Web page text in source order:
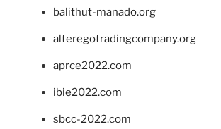
balithut-manado.org
alteregotradingcompany.org
aprce2022.com
ibie2022.com
sbcc-2022.com